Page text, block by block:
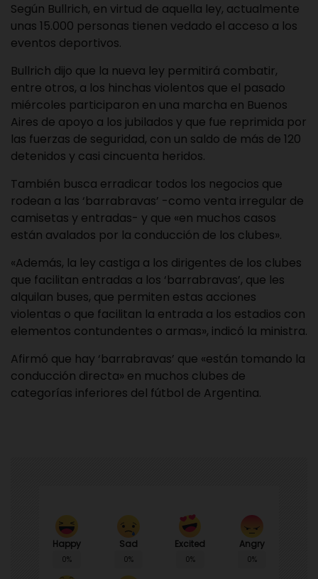
Según Bullrich, en virtud de aquella ley, actualmente
unas 15.000 personas tienen vedado el acceso a los
eventos deportivos.
Bullrich dijo que la nueva ley permitirá combatir,
entre otros, a los hinchas violentos que el pasado
miércoles participaron en una marcha en Buenos
Aires de apoyo a los jubilados y que fue reprimida por
las fuerzas de seguridad, con un saldo de más de 120
detenidos y casi cincuenta heridos.
También busca erradicar todos los negocios que
rodean a las ‘barrabravas’ -como venta irregular de
camisetas y entradas- y que «en muchos casos
están avalados por la conducción de los clubes».
«Además, la ley castiga a los dirigentes de los clubes
que facilitan entradas a los ‘barrabravas’, que les
alquilan buses, que permiten estas acciones
violentas o que facilitan la entrada a los estadios con
elementos contundentes o armas», indicó la ministra.
Afirmó que hay ‘barrabravas’ que «están tomando la
conducción directa» en muchos clubes de
categorías inferiores del fútbol de Argentina.
Happy
0%
Sad
0%
Excited
0%
Angry
0%